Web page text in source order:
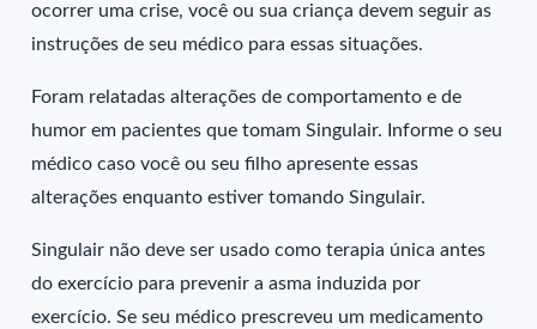
ocorrer uma crise, você ou sua criança devem seguir as
instruções de seu médico para essas situações.
Foram relatadas alterações de comportamento e de
humor em pacientes que tomam Singulair. Informe o seu
médico caso você ou seu filho apresente essas
alterações enquanto estiver tomando Singulair.
Singulair não deve ser usado como terapia única antes
do exercício para prevenir a asma induzida por
exercício. Se seu médico prescreveu um medicamento